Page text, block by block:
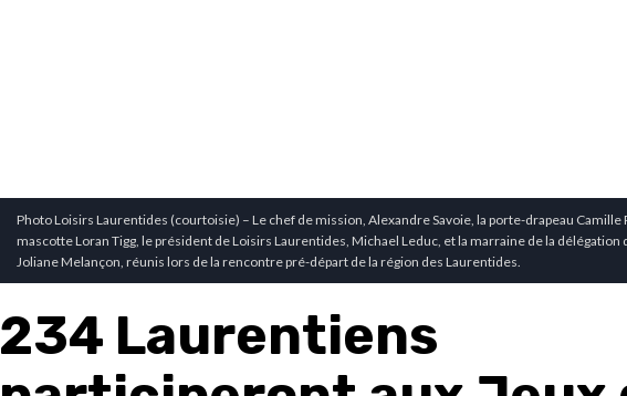
Photo Loisirs Laurentides (courtoisie) – Le chef de mission, Alexandre Savoie, la porte-drapeau Camille
mascotte Loran Tigg, le président de Loisirs Laurentides, Michael Leduc, et la marraine de la délégation
Joliane Melançon, réunis lors de la rencontre pré-départ de la région des Laurentides.
234 Laurentiens